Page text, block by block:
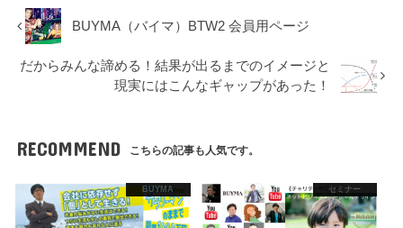
BUYMA（バイマ）BTW2 会員用ページ
だからみんな諦める！結果が出るまでのイメージと
現実にはこんなギャップがあった！
RECOMMEND こちらの記事も人気です。
BUYMA セミナー